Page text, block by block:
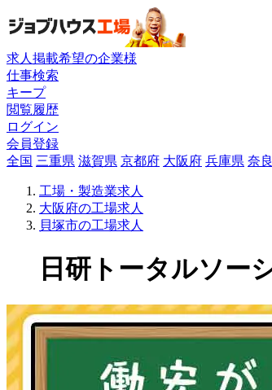
求人掲載希望の企業様
仕事検索
キープ
閲覧履歴
ログイン
会員登録
全国 三重県 滋賀県 京都府 大阪府 兵庫県 奈
工場・製造業求人
大阪府の工場求人
貝塚市の工場求人
日研トータルソー